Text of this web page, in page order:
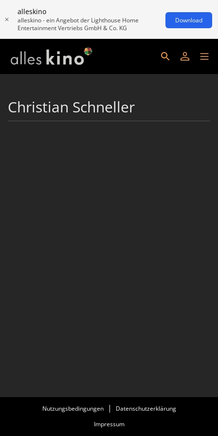
alleskino
alleskino - ein Angebot der Lighthouse Home
Entertainment Vertriebs GmbH & Co. KG
Download
Christian Schneller
Nutzungsbedingungen
Datenschutzerklärung
Impressum